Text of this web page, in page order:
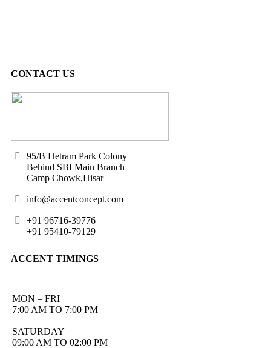
CONTACT US
95/B Hetram Park Colony
Behind SBI Main Branch
Camp Chowk,Hisar
info@accentconcept.com
+91 96716-39776
+91 95410-79129
ACCENT TIMINGS
MON – FRI
7:00 AM TO 7:00 PM
SATURDAY
09:00 AM TO 02:00 PM